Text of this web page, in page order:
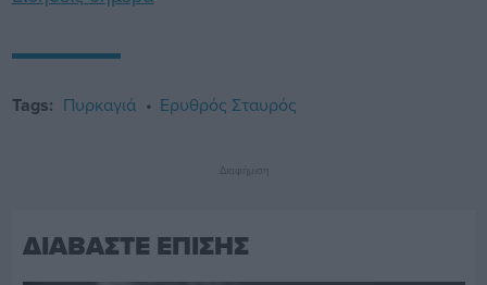
Tags: Πυρκαγιά Ερυθρός Σταυρός
Διαφήμιση
ΔΙΑΒΑΣΤΕ ΕΠΙΣΗΣ